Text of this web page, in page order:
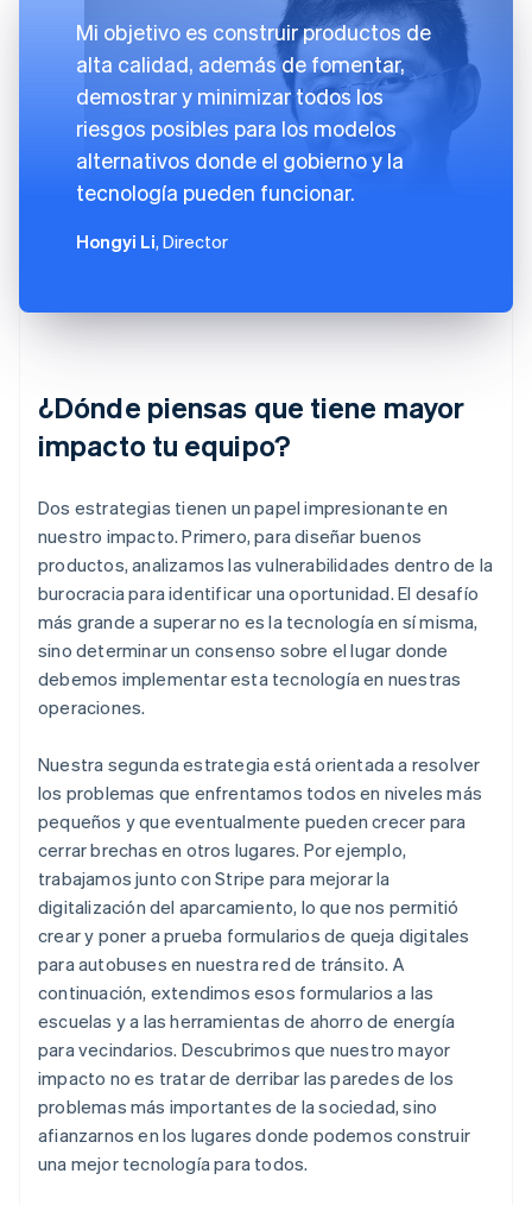
Mi objetivo es construir productos de
alta calidad, además de fomentar,
demostrar y minimizar todos los
riesgos posibles para los modelos
alternativos donde el gobierno y la
tecnología pueden funcionar.
Hongyi Li, Director
¿Dónde piensas que tiene mayor
impacto tu equipo?
Dos estrategias tienen un papel impresionante en
nuestro impacto. Primero, para diseñar buenos
productos, analizamos las vulnerabilidades dentro de la
burocracia para identificar una oportunidad. El desafío
más grande a superar no es la tecnología en sí misma,
sino determinar un consenso sobre el lugar donde
debemos implementar esta tecnología en nuestras
operaciones.
Nuestra segunda estrategia está orientada a resolver
los problemas que enfrentamos todos en niveles más
pequeños y que eventualmente pueden crecer para
cerrar brechas en otros lugares. Por ejemplo,
trabajamos junto con Stripe para mejorar la
digitalización del aparcamiento, lo que nos permitió
crear y poner a prueba formularios de queja digitales
para autobuses en nuestra red de tránsito. A
continuación, extendimos esos formularios a las
escuelas y a las herramientas de ahorro de energía
para vecindarios. Descubrimos que nuestro mayor
impacto no es tratar de derribar las paredes de los
problemas más importantes de la sociedad, sino
afianzarnos en los lugares donde podemos construir
una mejor tecnología para todos.